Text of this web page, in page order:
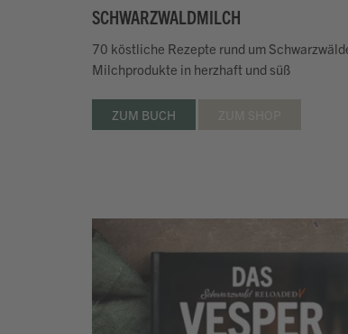
SCHWARZWALDMILCH
70 köstliche Rezepte rund um
Milchprodukte in herzhaft und süß
ZUM BUCH